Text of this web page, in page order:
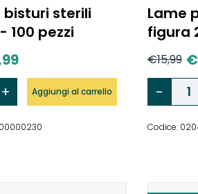
bisturi sterili
100 pezzi
Aggiungi al carrello
Lame
figura
€15,99 €
Codice: